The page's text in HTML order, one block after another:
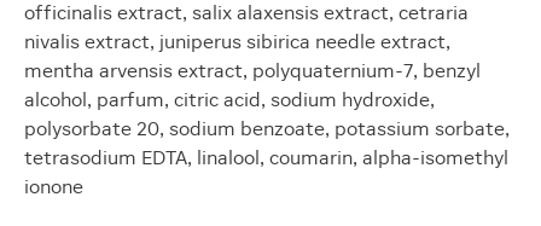
officinalis extract, salix alaxensis extract, cetraria
nivalis extract, juniperus sibirica needle extract,
mentha arvensis extract, polyquaternium-7, benzyl
alcohol, parfum, citric acid, sodium hydroxide,
polysorbate 20, sodium benzoate, potassium sorbate,
tetrasodium EDTA, linalool, coumarin, alpha-isomethyl
ionone